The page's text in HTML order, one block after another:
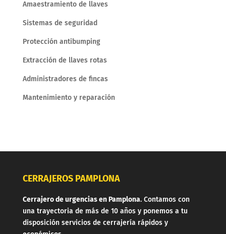
Amaestramiento de llaves
Sistemas de seguridad
Protección antibumping
Extracción de llaves rotas
Administradores de fincas
Mantenimiento y reparación
CERRAJEROS PAMPLONA
Cerrajero de urgencias en Pamplona. Contamos con
una trayectoria de más de 10 años y ponemos a tu
disposición servicios de cerrajería rápidos y